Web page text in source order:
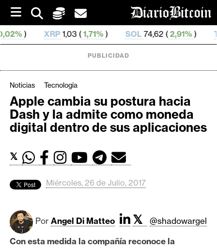
i
p
t
o
1,03 (1,71% ) SOL 74,62 (2,91%) TRX0,327 362 (
C
r
i
M
c
d
PUBLICIDAD
Noticias Tecnología
Apple cambia su postura hacia
Dash y la admite como moneda
digital dentro de sus aplicaciones
𝕏
Miércoles, 26 de Julio, 2017
Por Angel Di Matteo 𝕏
@shadowargel
Con esta medida la compañía reconoce la